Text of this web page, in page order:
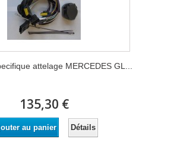
attelage MERCEDES GL...
135,30 €
au panier Détails